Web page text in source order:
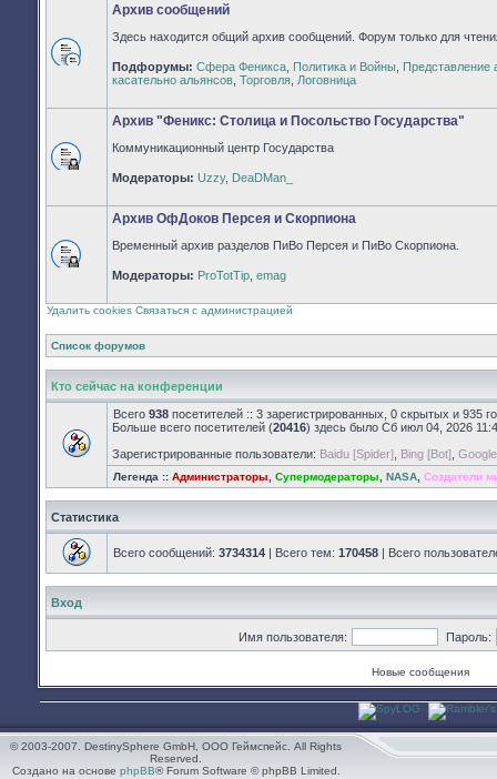
Нет
непрочитанных
Архив сообщений
Здесь находится общий архив сообщений. Форум только для
Подфорумы: Сфера Феникса Политика и Войны Представление
касательно альянсов Торговля Логовница
Форум
закрыт
Архив "Феникс: Столица и Посольство Государства"
Коммуникационный центр Государства
Модераторы: Uzzy, DeaDMan_
Форум
закрыт
Архив ОфДоков Персея и Скорпиона
Временный архив разделов ПиВо Персея и ПиВо Скорпиона.
Модераторы: ProTotTip emag
Удалить cookies Связаться с администрацией
Список форумов
Кто сейчас на конференции
Всего 938 посетителей :: 3 зарегистрированных, 0 скрытых и 935
Больше всего посетителей (20416) здесь было Сб июл 04, 2026
Зарегистрированные пользователи: Baidu [Spider] Bing [Bot]
Легенда :: Администраторы Супермодераторы NASA Создатели
Статистика
Всего сообщений: 3734314 | Всего тем: 170458 | Всего
Вход
Имя пользователя: Пароль:
Новые сообщения
© 2003-2007. DestinySphere GmbH, ООО Геймспейс. All Rights
Reserved.
Создано на основе phpBB® Forum Software © phpBB Limited.